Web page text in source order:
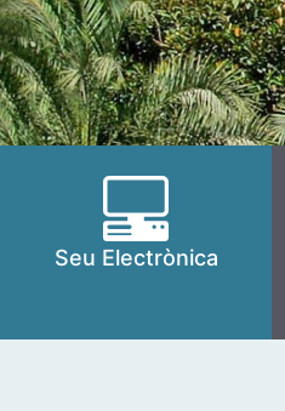
Seu Electrònica